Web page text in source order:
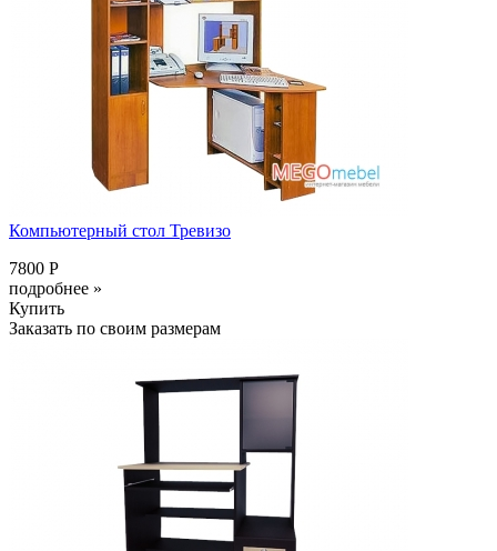
Компьютерный стол Тревизо
7800 Р
подробнее »
Купить
Заказать по своим размерам